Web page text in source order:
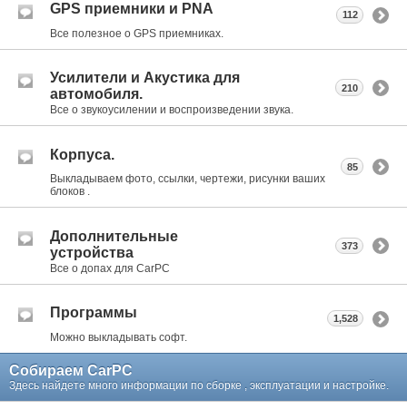
GPS приемники и PNA
Все полезное о GPS приемниках.
112
Усилители и Акустика для
автомобиля.
Все о звукоусилении и воспроизведении звука.
210
Корпуса.
Выкладываем фото, ссылки, чертежи, рисунки ваших
блоков .
85
Дополнительные
устройства
Все о допах для CarPC
373
Программы
Можно выкладывать софт.
1,528
Собираем CarPC
Здесь найдете много информации по сборке , эксплуатации и настройке.